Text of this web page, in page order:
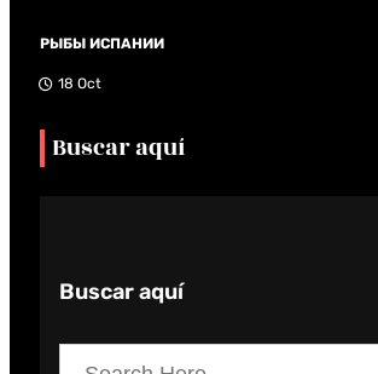
РЫБЫ ИСПАНИИ
18 Oct
Buscar aquí
Buscar aquí